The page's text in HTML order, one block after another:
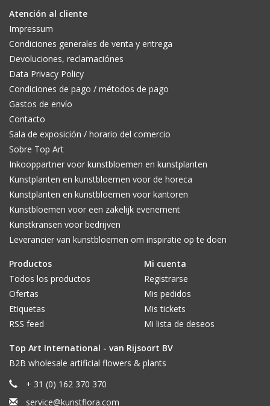
Atención al cliente
Impressum
Condiciones generales de venta y entrega
Devoluciones, reclamaciónes
Data Privacy Policy
Condiciones de pago / métodos de pago
Gastos de envío
Contacto
Sala de exposición / horario del comercio
Sobre Top Art
Inkooppartner voor kunstbloemen en kunstplanten
Kunstplanten en kunstbloemen voor de horeca
Kunstplanten en kunstbloemen voor kantoren
Kunstbloemen voor een zakelijk evenement
Kunstkransen voor bedrijven
Leverancier van kunstbloemen om inspiratie op te doen
Productos
Todos los productos
Ofertas
Etiquetas
RSS feed
Mi cuenta
Registrarse
Mis pedidos
Mis tickets
Mi lista de deseos
Top Art International - van Rijsoort BV
B2B wholesale artificial flowers & plants
+ 31 (0) 162 370 370
service@kunstflora.com